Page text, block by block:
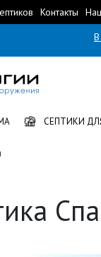
Контакты
В
СЕПТИКИ